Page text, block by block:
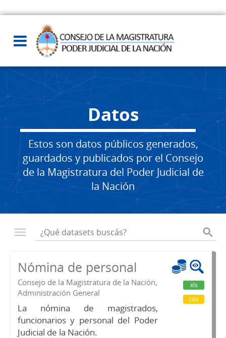
Datos
Estos son datos públicos generados,
guardados y publicados por el Consejo
de la Magistratura del Poder Judicial de
la Nación
Nómina de personal
Consejo de la Magistratura de la Nación,
Administración General
La nómina de magistrados,
funcionarios y personal del Poder
Judicial de la Nación.
xls
csv